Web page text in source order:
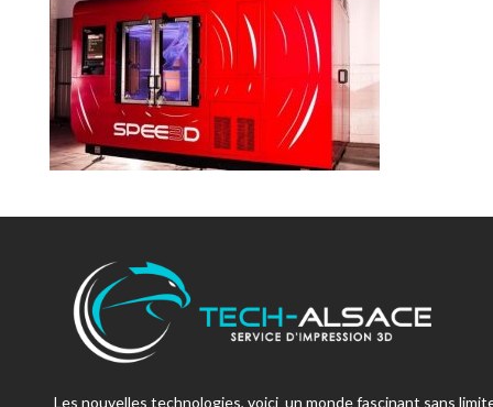
Les nouvelles technologies, voici un monde fascinant sans